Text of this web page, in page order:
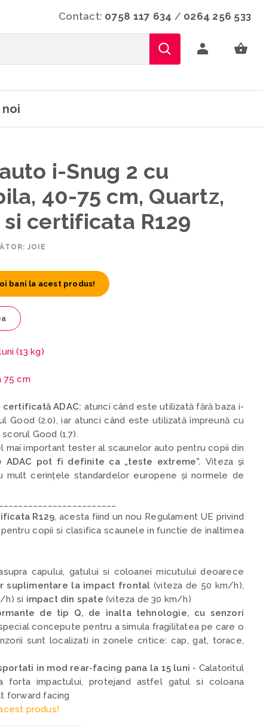
Contact: 0758 117 634 / 0264 256 533
i-Snug 2 cu
40-75 cm, Quartz,
certificata R129
JOIE
bani la acest produs!
(13 kg)
75 cm
ADAC: atunci când este utilizată fără baza i-
Good (2.0), iar atunci când este utilizată împreună cu
Good (1.7).
mai important tester al scaunelor auto pentru copii din
pot fi definite ca „teste extreme”. Viteza și
mult cerințele standardelor europene și normele de
R129, acesta fiind un nou Regulament UE privind
copii si clasifica scaunele in functie de inaltimea
capului, gatului si coloanei micutului deoarece
suplimentare la impact frontal (viteza de 50 km/h),
h) si impact din spate (viteza de 30 km/h)
de tip Q, de inalta tehnologie, cu senzori
concepute pentru a simula fragilitatea pe care o
sunt localizati in zonele critice: cap, gat, torace,
in mod rear-facing pana la 15 luni - Calatoritul
forta impactului, protejand astfel gatul si coloana
forward facing
produs!